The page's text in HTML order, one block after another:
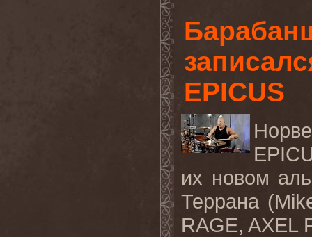
EPICUS
их новом
Террана
RAGE, AXEL